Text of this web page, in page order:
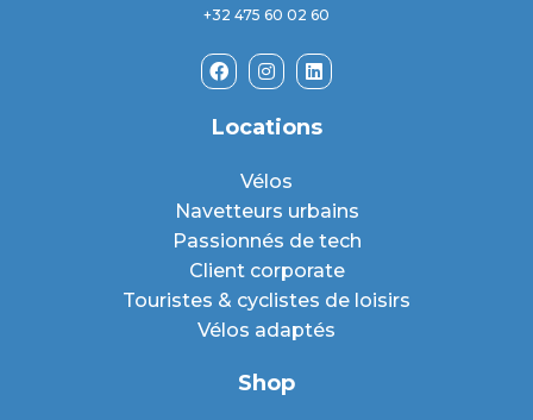
+32 475 60 02 60
Locations
Vélos
Navetteurs urbains
Passionnés de tech
Client corporate
Touristes & cyclistes de loisirs
Vélos adaptés
Shop